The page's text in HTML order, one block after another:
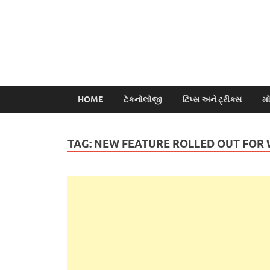
HOME ટેકનોલોજી ટિપ્સ અને ટ્રીક્સ
TAG: NEW FEATURE ROLLED OUT FOR